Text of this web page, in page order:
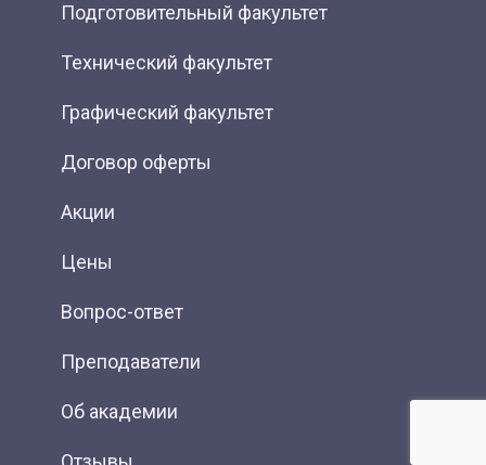
Подготовительный факультет
Технический факультет
Графический факультет
Договор оферты
Акции
Цены
Вопрос-ответ
Преподаватели
Об академии